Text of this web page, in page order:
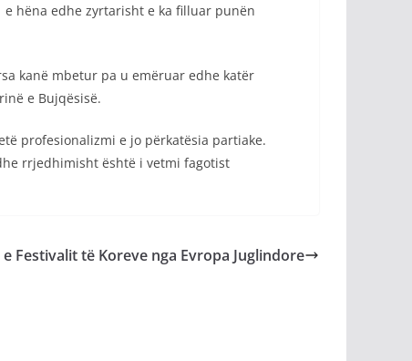
e hëna edhe zyrtarisht e ka filluar punën
kanë mbetur pa u emëruar edhe katër
e Bujqësisë.
profesionalizmi e jo përkatësia partiake.
rrjedhimisht është i vetmi fagotist
Festivalit të Koreve nga Evropa Juglindore